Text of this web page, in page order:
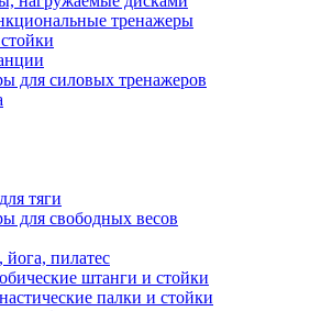
тренажеры
для силовых тренажеров
тяги
для свободных весов
йога, пилатес
штанги и стойки
палки и стойки